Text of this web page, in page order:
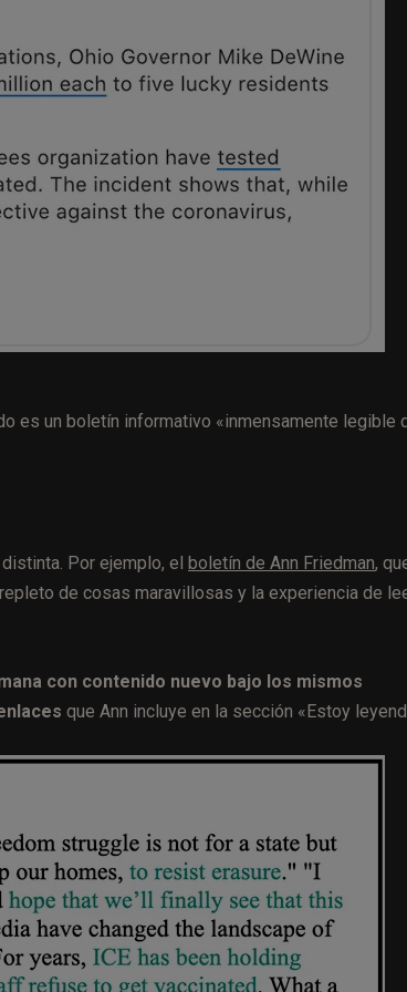
es un boletín informativo «inmensamente legible
Por ejemplo, el boletín de Ann Friedman,
de cosas maravillosas y la experiencia de
con contenido nuevo bajo los mismos
que Ann incluye en la sección «Estoy